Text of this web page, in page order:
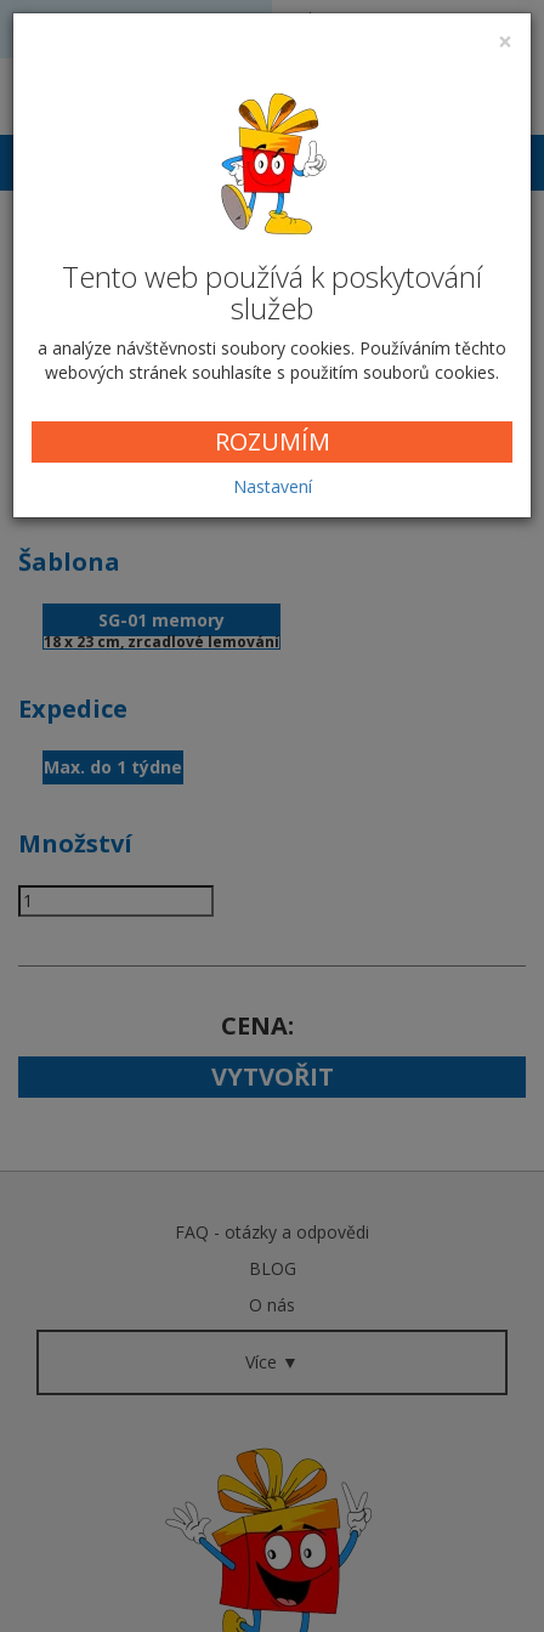
×
Tento web používá k poskytování
služeb
a analýze návštěvnosti soubory cookies. Používáním těchto
webových stránek souhlasíte s použitím souborů cookies.
ROZUMÍM
Nastavení
Volejte: 728 051 909
Přihlášení
Sklo SG-01 - Memory
Ostatní Skleněný rámeček
Rámeček SG-01
Memory
Šablona
SG-01 memory
18 x 23 cm, zrcadlové lemování
Expedice
Max. do 1 týdne
Množství
CENA
VYTVOŘIT
FAQ - otázky a odpovědi
BLOG
O nás
Více ▼